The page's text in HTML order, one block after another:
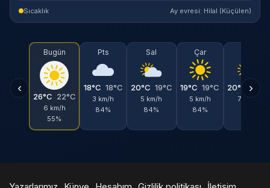
Sıcaklık Ay evresi: Hilal (Küçülen)
‹
Bugün
26°C 22°C
6 km/h
55%
Pts
18°C 18°C
3 km/h
84%
Sal
20°C 19°C
5 km/h
84%
Çar
19°C 19°C
5 km/h
84%
20°C 19°C
7 km/h
›